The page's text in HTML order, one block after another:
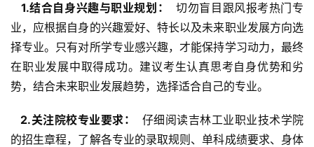
  1.结合自身兴趣与职业规划：
切勿盲目跟风报考热门专
业，应根据自身的兴趣爱好、特长以及未来职业发展方向选
择专业。只有对所学专业感兴趣，才能保持学习动力，最终
在职业发展中取得成功。建议考生认真思考自身优势和劣
势，结合未来职业发展趋势，选择适合自己的专业。
  2.关注院校专业要求：
仔细阅读吉林工业职业技术学院
的招生章程，了解各专业的录取规则、单科成绩要求、身体